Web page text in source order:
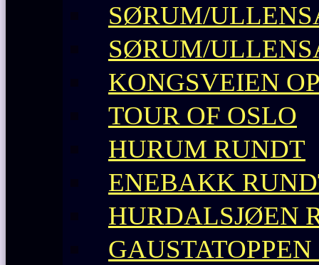
SØRUM/
SØRUM/
KONGSVEIEN
TOUR OF OSLO
HURUM RUNDT
ENEBAKK
HURDALSJØEN
GAUSTATOPPEN